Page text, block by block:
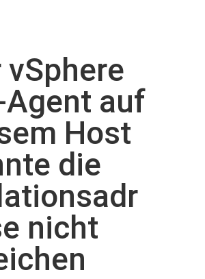
vSphere
Agent auf
Host
die
nicht